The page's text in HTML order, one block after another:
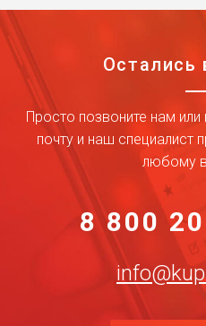
Остались
Просто позвоните нам
почту и наш специалист
любому
8 800